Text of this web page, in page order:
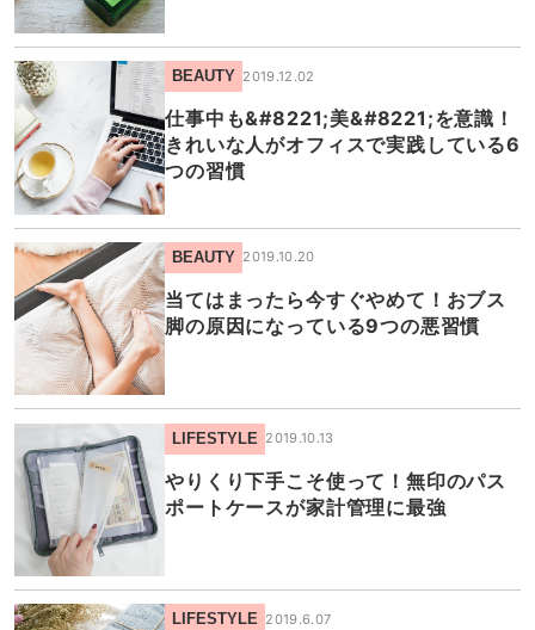
BEAUTY 2019.12.02
仕事中も&#8221;美&#8221;を意識！
きれいな人がオフィスで実践している6
つの習慣
BEAUTY 2019.10.20
当てはまったら今すぐやめて！おブス
脚の原因になっている9つの悪習慣
LIFESTYLE 2019.10.13
やりくり下手こそ使って！無印のパス
ポートケースが家計管理に最強
LIFESTYLE 2019.6.07